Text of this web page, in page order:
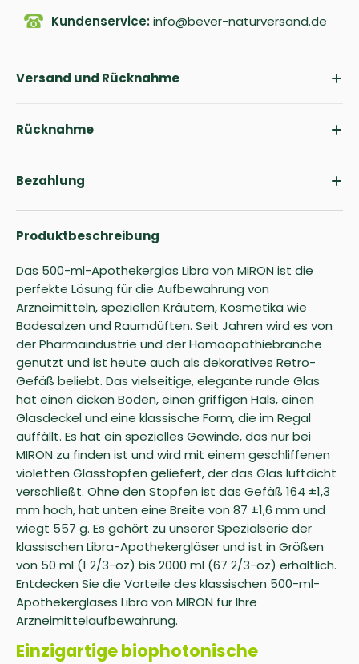
Kundenservice:info@bever-naturversand.de
Versand und Rücknahme
Rücknahme
Bezahlung
Produktbeschreibung
Das 500-ml-Apothekerglas Libra von MIRON ist die
perfekte Lösung für die Aufbewahrung von
Arzneimitteln, speziellen Kräutern, Kosmetika wie
Badesalzen und Raumdüften. Seit Jahren wird es von
der Pharmaindustrie und der Homöopathiebranche
genutzt und ist heute auch als dekoratives Retro-
Gefäß beliebt. Das vielseitige, elegante runde Glas
hat einen dicken Boden, einen griffigen Hals, einen
Glasdeckel und eine klassische Form, die im Regal
auffällt. Es hat ein spezielles Gewinde, das nur bei
MIRON zu finden ist und wird mit einem geschliffenen
violetten Glasstopfen geliefert, der das Glas luftdicht
verschließt. Ohne den Stopfen ist das Gefäß 164 ±1,3
mm hoch, hat unten eine Breite von 87 ±1,6 mm und
wiegt 557 g. Es gehört zu unserer Spezialserie der
klassischen Libra-Apothekergläser und ist in Größen
von 50 ml (1 2/3-oz) bis 2000 ml (67 2/3-oz) erhältlich.
Entdecken Sie die Vorteile des klassischen 500-ml-
Apothekerglases Libra von MIRON für Ihre
Arzneimittelaufbewahrung.
Einzigartige biophotonische